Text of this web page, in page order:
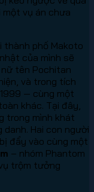
một vụ án chưa
thành phố Makoto
của mình sẽ
tên Pochitan
và trong tích
— cùng một
khác. Tại đây,
trong mình khát
Hai con người
đẩy vào cùng một
– nhóm Phantom
trộm tưởng